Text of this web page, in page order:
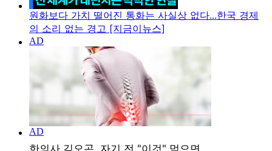
원화보다 가치 떨어진 통화는 사실상 없다...한국 경제
의 소리 없는 경고 [지금이뉴스]